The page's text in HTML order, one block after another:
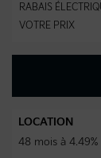
RABAIS
VOTRE PRIX
LOCATION
48 mois à 4.49%